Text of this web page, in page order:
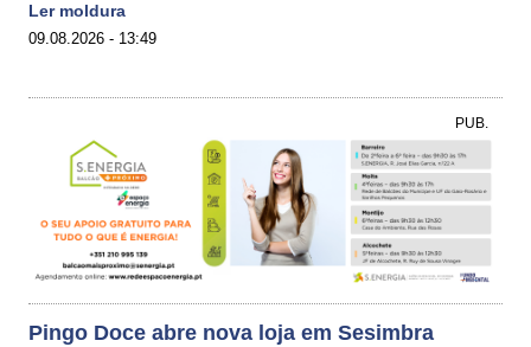
Ler moldura
09.08.2026 - 13:49
PUB.
Pingo Doce abre nova loja em Sesimbra